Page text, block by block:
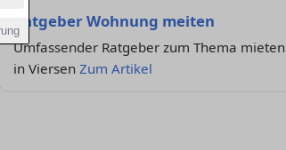
Ratgeber Wohnung meiten
Umfassender Ratgeber zum Thema mieten
in Viersen Zum Artikel